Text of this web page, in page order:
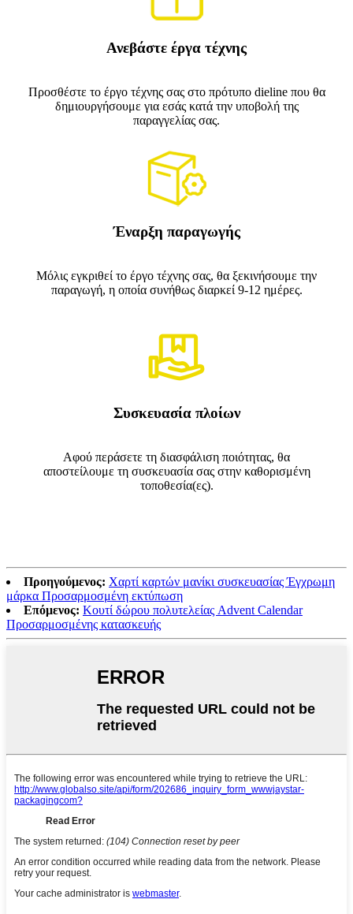
Ανεβάστε έργα τέχνης
Προσθέστε το έργο τέχνης σας στο πρότυπο dieline που θα
δημιουργήσουμε για εσάς κατά την υποβολή της
παραγγελίας σας.
Έναρξη παραγωγής
Μόλις εγκριθεί το έργο τέχνης σας, θα ξεκινήσουμε την
παραγωγή, η οποία συνήθως διαρκεί 9-12 ημέρες.
Συσκευασία πλοίων
Αφού περάσετε τη διασφάλιση ποιότητας, θα
αποστείλουμε τη συσκευασία σας στην καθορισμένη
τοποθεσία(ες).
Προηγούμενος: Χαρτί καρτών μανίκι συσκευασίας Έγχρωμη
μάρκα Προσαρμοσμένη εκτύπωση
Επόμενος: Κουτί δώρου πολυτελείας Advent Calendar
Προσαρμοσμένης κατασκευής